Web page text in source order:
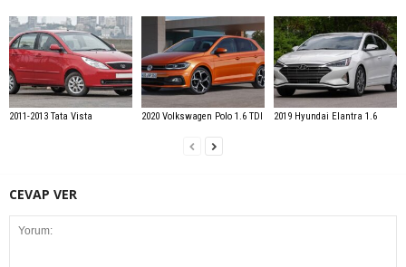
2011-2013 Tata Vista 2020 Volkswagen Polo 1.6 TDI 2019 Hyundai Elantra 1.6
CEVAP VER